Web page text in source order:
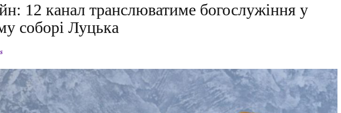
12 канал транслюватиме богослужіння у
соборі Луцька